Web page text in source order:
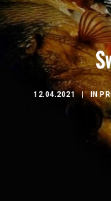
12.04.2021 | IN